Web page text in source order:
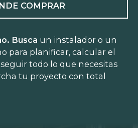
COMPRAR
Busca un instalador o un
para planificar, calcular el
todo lo que necesitas
tu proyecto con total